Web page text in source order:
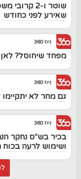
שוטר ו-2
שאירע לפני כחודש
ניוז 360
מפחד שיחוסל?
ניוז 360
גם מחר לא יתקיימו
ניוז 360
בכיר בש"ס נחקר
ושימוש לרעה